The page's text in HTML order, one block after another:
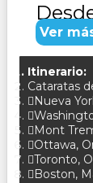
Ver
Itinerario:
Cataratas
Nueva
Mont
Ottawa,
Toronto,
Boston,